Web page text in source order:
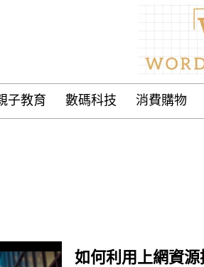
子教育 數碼科技 消費購物
如何利用上網資